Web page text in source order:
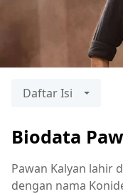
Daftar Isi
Biodata
Pawan Kalyan lahir
dengan nama